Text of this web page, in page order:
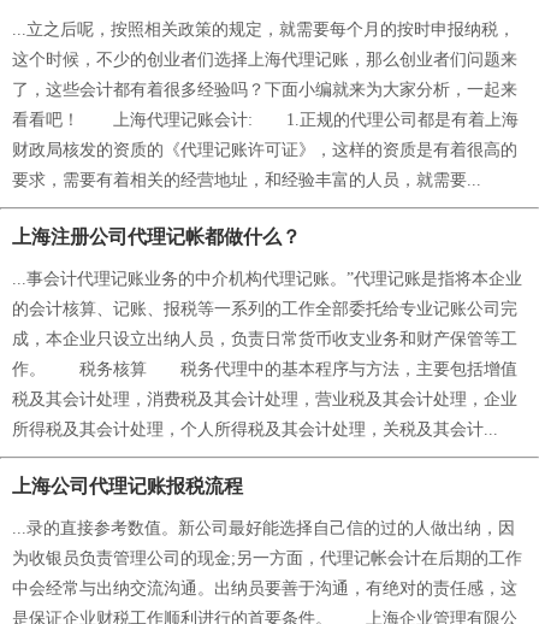
...立之后呢，按照相关政策的规定，就需要每个月的按时申报纳税，
这个时候，不少的创业者们选择上海代理记账，那么创业者们问题来
了，这些会计都有着很多经验吗？下面小编就来为大家分析，一起来
看看吧！ 上海代理记账会计: 1.正规的代理公司都是有着上海
财政局核发的资质的《代理记账许可证》，这样的资质是有着很高的
要求，需要有着相关的经营地址，和经验丰富的人员，就需要...
上海注册公司代理记帐都做什么？
...事会计代理记账业务的中介机构代理记账。”代理记账是指将本企业
的会计核算、记账、报税等一系列的工作全部委托给专业记账公司完
成，本企业只设立出纳人员，负责日常货币收支业务和财产保管等工
作。 税务核算 税务代理中的基本程序与方法，主要包括增值
税及其会计处理，消费税及其会计处理，营业税及其会计处理，企业
所得税及其会计处理，个人所得税及其会计处理，关税及其会计...
上海公司代理记账报税流程
...录的直接参考数值。新公司最好能选择自己信的过的人做出纳，因
为收银员负责管理公司的现金;另一方面，代理记帐会计在后期的工作
中会经常与出纳交流沟通。出纳员要善于沟通，有绝对的责任感，这
是保证企业财税工作顺利进行的首要条件。 上海企业管理有限公